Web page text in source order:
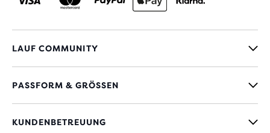
LAUF COMMUNITY
PASSFORM & GRÖSSEN
KUNDENBETREUUNG